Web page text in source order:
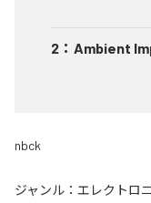
2 ： Ambient
nbck
ジャンル： エレクトロ